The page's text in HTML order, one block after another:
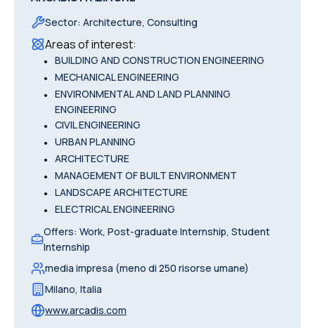
Sector: Architecture, Consulting
Areas of interest:
• BUILDING AND CONSTRUCTION ENGINEERING
• MECHANICAL ENGINEERING
• ENVIRONMENTAL AND LAND PLANNING
ENGINEERING
• CIVIL ENGINEERING
• URBAN PLANNING
• ARCHITECTURE
• MANAGEMENT OF BUILT ENVIRONMENT
• LANDSCAPE ARCHITECTURE
• ELECTRICAL ENGINEERING
Offers: Work, Post-graduate Internship, Student
Internship
media impresa (meno di 250 risorse umane)
Milano, Italia
www.arcadis.com